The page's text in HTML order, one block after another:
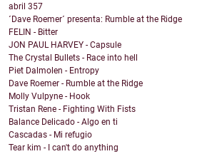
abril 357
´Dave Roemer´ presenta: Rumble at the Ridge
FELIN - Bitter
JON PAUL HARVEY - Capsule
The Crystal Bullets - Race into hell
Piet Dalmolen - Entropy
Dave Roemer - Rumble at the Ridge
Molly Vulpyne - Hook
Tristan Rene - Fighting With Fists
Balance Delicado - Algo en ti
Cascadas - Mi refugio
Tear kim - I can't do anything